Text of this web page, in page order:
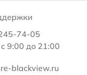
74-05
9:00 до 21:00
blackview.ru